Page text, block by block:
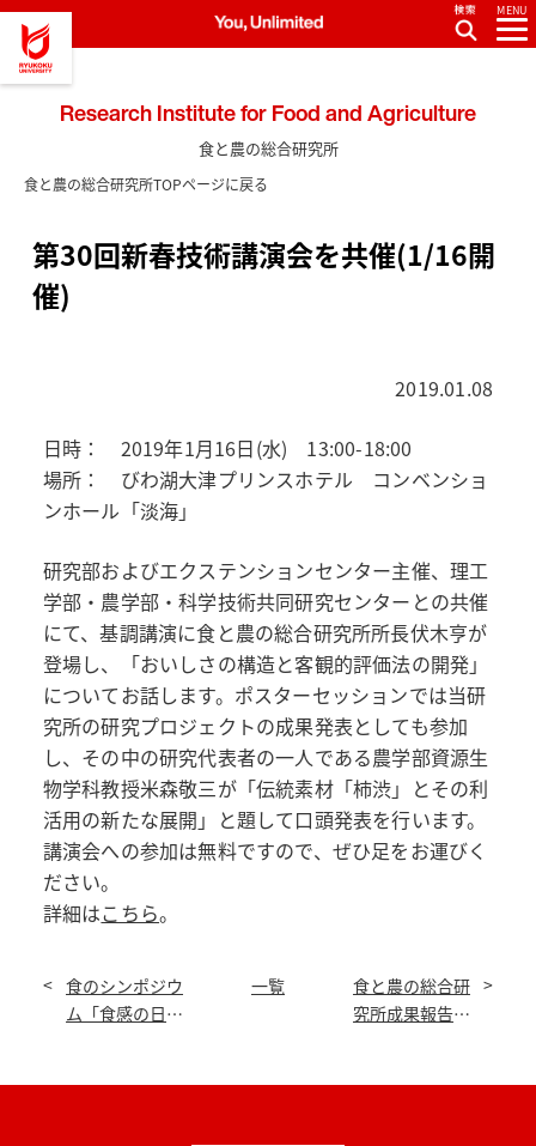
MENU
Research Institute for Food and Agriculture
食と農の総合研究所
食と農の総合研究所TOPページに戻る
第30回新春技術講演会を共催(1/16開
催)
2019.01.08
日時： 2019年1月16日(水) 13:00-18:00
場所： びわ湖大津プリンスホテル コンベンショ
ンホール「淡海」
研究部およびエクステンションセンター主催、理工
学部・農学部・科学技術共同研究センターとの共催
にて、基調講演に食と農の総合研究所所長伏木亨が
登場し、「おいしさの構造と客観的評価法の開発」
についてお話します。ポスターセッションでは当研
究所の研究プロジェクトの成果発表としても参加
し、その中の研究代表者の一人である農学部資源生
物学科教授米森敬三が「伝統素材「柿渋」とその利
活用の新たな展開」と題して口頭発表を行います。
講演会への参加は無料ですので、ぜひ足をお運びく
ださい。
詳細はこちら。
食のシンポジウ
ム「食感の日本
一覧
食と農の総合研
究所成果報告書